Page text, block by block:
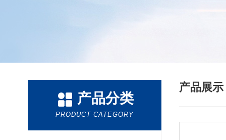
产品分类
PRODUCT CATEGORY
产品展示